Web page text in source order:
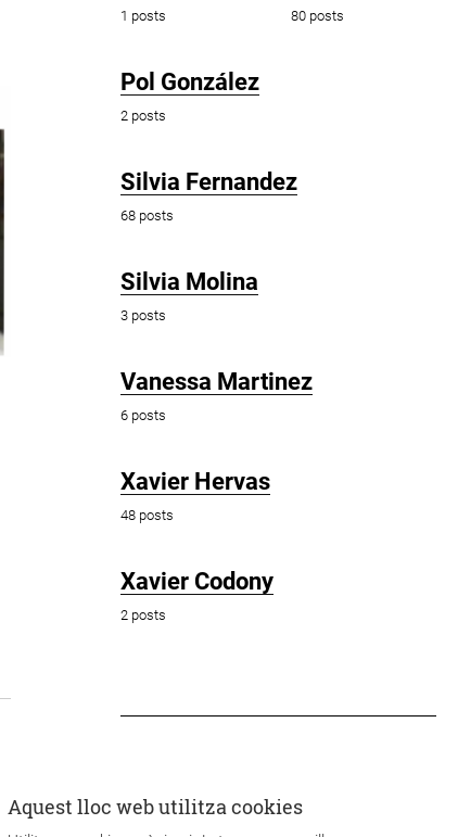
1 posts 80 posts
Pol González
2 posts
Silvia Fernandez
68 posts
Silvia Molina
3 posts
Vanessa Martinez
6 posts
Xavier Hervas
48 posts
Xavier Codony
2 posts
Aquest lloc web utilitza cookies